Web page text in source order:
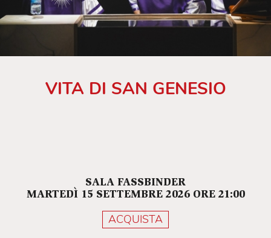
VITA DI SAN GENESIO
SALA FASSBINDER
MARTEDÌ 15 SETTEMBRE 2026 ORE 21:00
ACQUISTA